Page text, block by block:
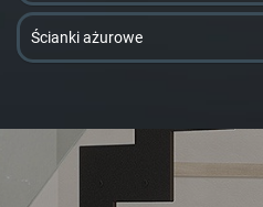
Ścianki ażurowe